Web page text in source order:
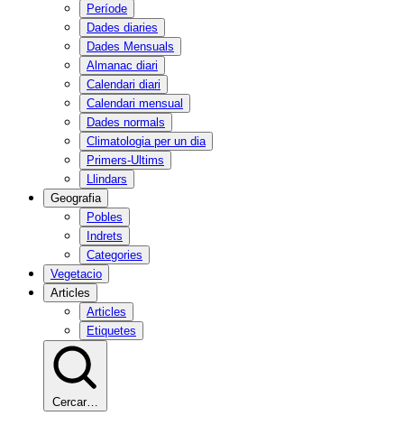
Període
Dades diaries
Dades Mensuals
Almanac diari
Calendari diari
Calendari mensual
Dades normals
Climatologia per un dia
Primers-Ultims
Llindars
Geografia
Pobles
Indrets
Categories
Vegetacio
Articles
Articles
Etiquetes
Cercar…